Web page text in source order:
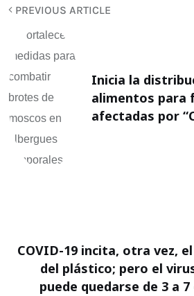
PREVIOUS ARTICLE
Inicia la
alimentos para
afectadas por
COVID-19 incita, otra vez,
del plástico; pero el
puede quedarse de 3 a 7